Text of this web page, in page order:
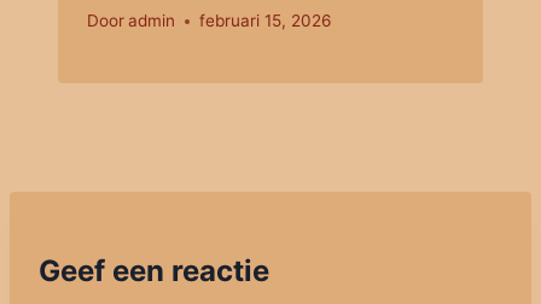
Dooradmin februari 15, 2026
Geef een reactie